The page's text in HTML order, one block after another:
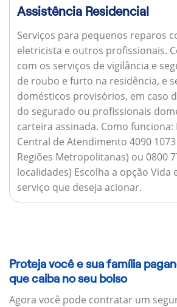
Assistência Residencial
Serviços para pequenos reparos
eletricista e outros profissionais.
com os serviços de vigilância e
de roubo e furto na residência, e
domésticos provisórios, em caso
do segurado ou profissionais
carteira assinada. Como funciona:
Central de Atendimento 4090
Regiões Metropolitanas) ou 0800
localidades) Escolha a opção Vida
serviço que deseja acionar.
Proteja você e sua família
que caiba no seu bolso
Agora você pode contratar um